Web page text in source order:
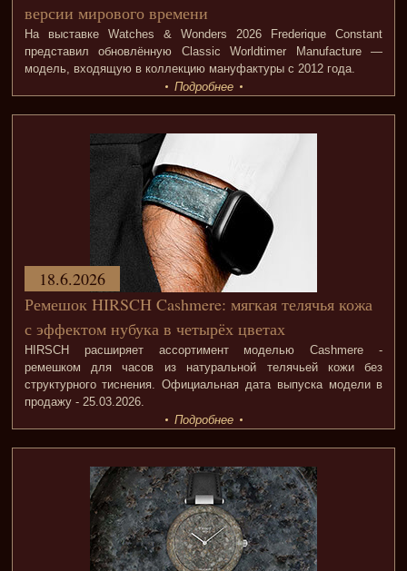
версии мирового времени
На выставке Watches & Wonders 2026 Frederique Constant
представил обновлённую Classic Worldtimer Manufacture —
модель, входящую в коллекцию мануфактуры с 2012 года.
Подробнее
Ремешок HIRSCH Cashmere: мягкая телячья кожа
с эффектом нубука в четырёх цветах
HIRSCH расширяет ассортимент моделью Cashmere -
ремешком для часов из натуральной телячьей кожи без
структурного тиснения. Официальная дата выпуска модели в
продажу - 25.03.2026.
18.6.2026
Подробнее